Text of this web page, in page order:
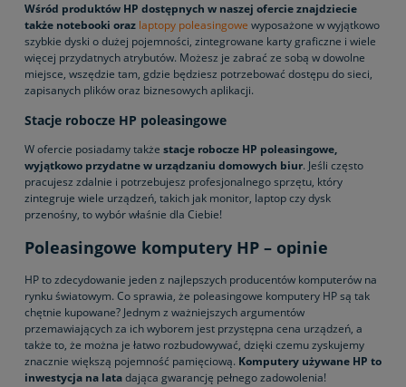
Wśród produktów HP dostępnych w naszej ofercie znajdziecie
także notebooki oraz laptopy poleasingowe wyposażone w wyjątkowo
szybkie dyski o dużej pojemności, zintegrowane karty graficzne i wiele
więcej przydatnych atrybutów. Możesz je zabrać ze sobą w dowolne
miejsce, wszędzie tam, gdzie będziesz potrzebować dostępu do sieci,
zapisanych plików oraz biznesowych aplikacji.
Stacje robocze HP poleasingowe
W ofercie posiadamy także stacje robocze HP poleasingowe,
wyjątkowo przydatne w urządzaniu domowych biur. Jeśli często
pracujesz zdalnie i potrzebujesz profesjonalnego sprzętu, który
zintegruje wiele urządzeń, takich jak monitor, laptop czy dysk
przenośny, to wybór właśnie dla Ciebie!
Poleasingowe komputery HP – opinie
HP to zdecydowanie jeden z najlepszych producentów komputerów na
rynku światowym. Co sprawia, że poleasingowe komputery HP są tak
chętnie kupowane? Jednym z ważniejszych argumentów
przemawiających za ich wyborem jest przystępna cena urządzeń, a
także to, że można je łatwo rozbudowywać, dzięki czemu zyskujemy
znacznie większą pojemność pamięciową. Komputery używane HP to
inwestycja na latadająca gwarancję pełnego zadowolenia!